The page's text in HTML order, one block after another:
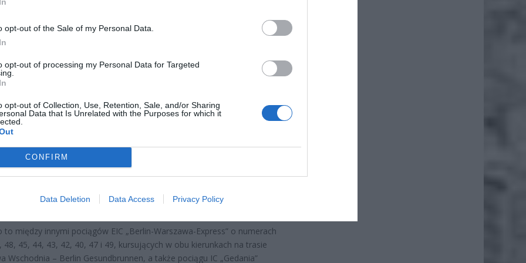
opt-out of the Sale of my Personal Data.
opt-out of processing my Personal Data for Targeted
opt-out of Collection, Use, Retention, Sale, and/or Sharing
Data that Is Unrelated with the Purposes for which it
CONFIRM
Data Deletion Data Access Privacy Policy
RÓWNIEŻ:
przecenił hit do kuchni. Air fryer tańszy aż o 150 zł, a to dopiero
2026 16:06
dla milionów polskich rodzin. ZUS wypłacił już 173 mln zł.
2026 12:56
to między innymi pociągów EIC „Berlin-Warszawa-Express” o numerach
48, 45, 44, 43, 42, 40, 47 i 49, kursujących w obu kierunkach na trasie
Wschodnia – Berlin Gesundbrunnen, a także pociągu IC „Gedania”